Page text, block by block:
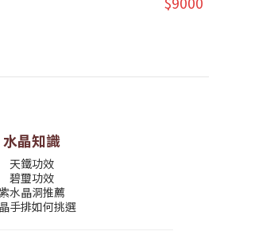
水晶知識
天鐵功效
碧璽功效
紫水晶洞推薦
手排如何挑選